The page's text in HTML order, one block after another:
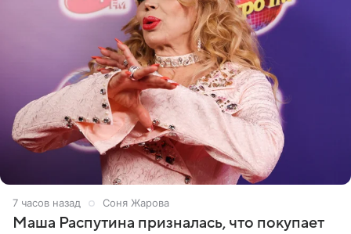
7 часов назад Соня Жарова
Маша Распутина призналась, что покупает